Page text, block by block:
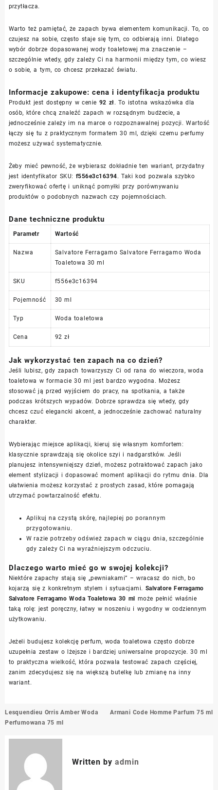
przytłacza.
Warto też pamiętać, że zapach bywa elementem komunikacji. To, co
czujesz na sobie, często staje się tym, co odbierają inni. Dlatego
wybór dobrze dopasowanej wody toaletowej ma znaczenie –
szczególnie wtedy, gdy zależy Ci na harmonii między tym, co wiesz
o sobie, a tym, co chcesz przekazać światu.
Informacje zakupowe: cena i identyfikacja produktu
Produkt jest dostępny w cenie 92 zł. To istotna wskazówka dla
osób, które chcą znaleźć zapach w rozsądnym budżecie, a
jednocześnie zależy im na marce o rozpoznawalnej pozycji. Wartość
łączy się tu z praktycznym formatem 30 ml, dzięki czemu perfumy
możesz używać systematycznie.
Żeby mieć pewność, że wybierasz dokładnie ten wariant, przydatny
jest identyfikator SKU: f556e3c16394. Taki kod pozwala szybko
zweryfikować ofertę i uniknąć pomyłki przy porównywaniu
produktów o podobnych nazwach czy pojemnościach.
Dane techniczne produktu
Parametr Wartość
Nazwa
Salvatore Ferragamo Salvatore Ferragamo Woda
Toaletowa 30 ml
SKU f556e3c16394
Pojemność 30 ml
Typ Woda toaletowa
Cena 92 zł
Jak wykorzystać ten zapach na co dzień?
Jeśli lubisz, gdy zapach towarzyszy Ci od rana do wieczora, woda
toaletowa w formacie 30 ml jest bardzo wygodna. Możesz
stosować ją przed wyjściem do pracy, na spotkania, a także
podczas krótszych wypadów. Dobrze sprawdza się wtedy, gdy
chcesz czuć elegancki akcent, a jednocześnie zachować naturalny
charakter.
Wybierając miejsce aplikacji, kieruj się własnym komfortem:
klasycznie sprawdzają się okolice szyi i nadgarstków. Jeśli
planujesz intensywniejszy dzień, możesz potraktować zapach jako
element stylizacji i dopasować moment aplikacji do rytmu dnia. Dla
ułatwienia możesz korzystać z prostych zasad, które pomagają
utrzymać powtarzalność efektu.
Aplikuj na czystą skórę, najlepiej po porannym
przygotowaniu.
W razie potrzeby odśwież zapach w ciągu dnia, szczególnie
gdy zależy Ci na wyraźniejszym odczuciu.
Dlaczego warto mieć go w swojej kolekcji?
Niektóre zapachy stają się „pewniakami” – wracasz do nich, bo
kojarzą się z konkretnym stylem i sytuacjami. Salvatore Ferragamo
Salvatore Ferragamo Woda Toaletowa 30 ml może pełnić właśnie
taką rolę: jest poręczny, łatwy w noszeniu i wygodny w codziennym
użytkowaniu.
Jeżeli budujesz kolekcję perfum, woda toaletowa często dobrze
uzupełnia zestaw o lżejsze i bardziej uniwersalne propozycje. 30 ml
to praktyczna wielkość, która pozwala testować zapach częściej,
zanim zdecydujesz się na większą butelkę lub zmianę na inny
wariant.
Nawigacja
wpisu
Lesquendieu Orris Amber Woda
Perfumowana 75 ml
Armani Code Homme Parfum 75 ml
Written by admin